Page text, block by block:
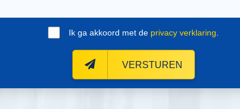
Ik ga akkoord met de privacy verklaring
VERSTUREN